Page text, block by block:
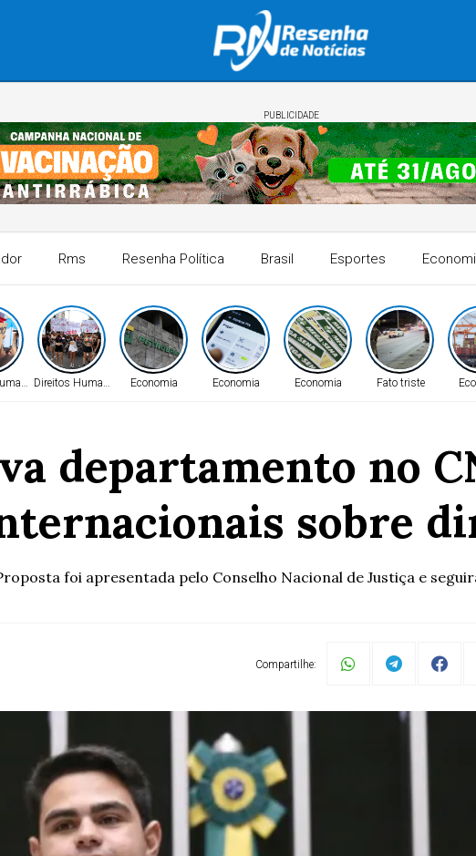
PUBLICIDADE
Rms Resenha Política Brasil Esportes
Direitos Humanos Economia Economia Economia Fato triste
departamento no
sobre
foi apresentada pelo Conselho Nacional de Justiça e
Compartilhe: